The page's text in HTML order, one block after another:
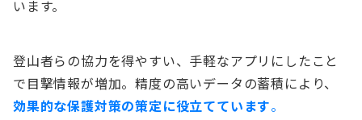
います。
登山者らの協力を得やすい、手軽なアプリにしたこと
で目撃情報が増加。精度の高いデータの蓄積により、
効果的な保護対策の策定に役立てています。